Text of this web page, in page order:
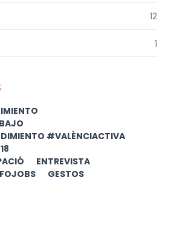
12
1
#VALÈNCIACTIVA
ENTREVISTA
GESTOS